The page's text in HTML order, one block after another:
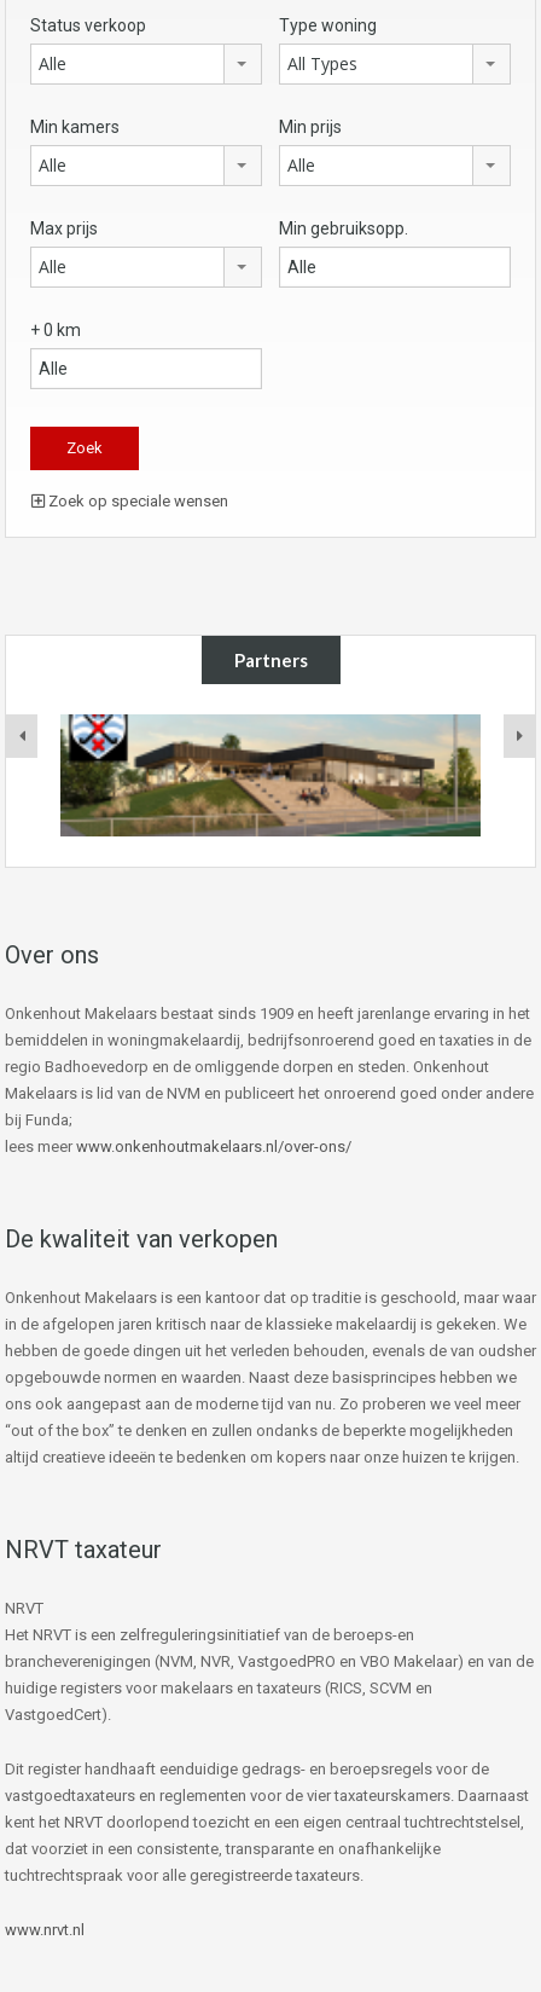
Status verkoop
Alle
Type woning
All Types
Min kamers
Alle
Min prijs
Alle
Max prijs
Alle
Min gebruiksopp.
+ 0 km
Zoek op speciale wensen
Partners
Over ons
Onkenhout Makelaars bestaat sinds 1909 en heeft jarenlange ervaring in het
bemiddelen in woningmakelaardij, bedrijfsonroerend goed en taxaties in de
regio Badhoevedorp en de omliggende dorpen en steden. Onkenhout
Makelaars is lid van de NVM en publiceert het onroerend goed onder andere
bij Funda;
lees meer www.onkenhoutmakelaars.nl/over-ons/
De kwaliteit van verkopen
Onkenhout Makelaars is een kantoor dat op traditie is geschoold, maar waar
in de afgelopen jaren kritisch naar de klassieke makelaardij is gekeken. We
hebben de goede dingen uit het verleden behouden, evenals de van oudsher
opgebouwde normen en waarden. Naast deze basisprincipes hebben we
ons ook aangepast aan de moderne tijd van nu. Zo proberen we veel meer
“out of the box” te denken en zullen ondanks de beperkte mogelijkheden
altijd creatieve ideeën te bedenken om kopers naar onze huizen te krijgen.
NRVT taxateur
NRVT
Het NRVT is een zelfreguleringsinitiatief van de beroeps-en
brancheverenigingen (NVM, NVR, VastgoedPRO en VBO Makelaar) en van de
huidige registers voor makelaars en taxateurs (RICS, SCVM en
VastgoedCert).
Dit register handhaaft eenduidige gedrags- en beroepsregels voor de
vastgoedtaxateurs en reglementen voor de vier taxateurskamers. Daarnaast
kent het NRVT doorlopend toezicht en een eigen centraal tuchtrechtstelsel,
dat voorziet in een consistente, transparante en onafhankelijke
tuchtrechtspraak voor alle geregistreerde taxateurs.
www.nrvt.nl